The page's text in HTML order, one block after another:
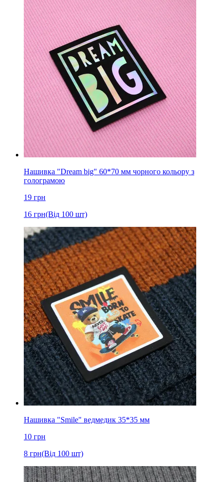
Нашивка "Dream big" 60*70 мм чорного кольору з
голограмою
19 грн
16 грн(Від 100 шт)
Нашивка "Smile" ведмедик 35*35 мм
10 грн
8 грн(Від 100 шт)